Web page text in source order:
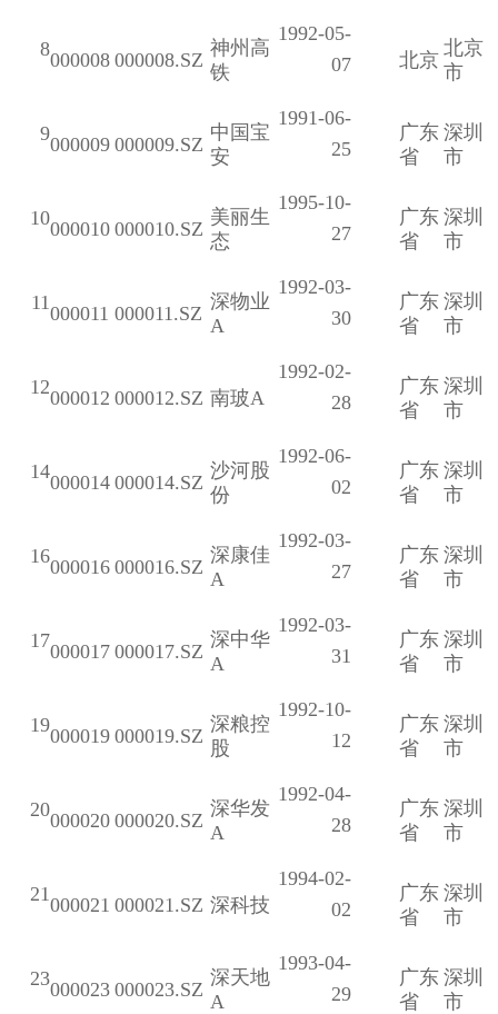
8000008 000008.SZ
神州高
铁
1992-05-
07
北京
北京
市
9000009 000009.SZ
中国宝
安
1991-06-
25
广东
省
深圳
市
10000010 000010.SZ
美丽生
态
1995-10-
27
广东
省
深圳
市
11000011 000011.SZ
深物业
A
1992-03-
30
广东
省
深圳
市
12000012 000012.SZ 南玻A
1992-02-
28
广东
省
深圳
市
14000014 000014.SZ
沙河股
份
1992-06-
02
广东
省
深圳
市
16000016 000016.SZ
深康佳
A
1992-03-
27
广东
省
深圳
市
17000017 000017.SZ
深中华
A
1992-03-
31
广东
省
深圳
市
19000019 000019.SZ
深粮控
股
1992-10-
12
广东
省
深圳
市
20000020 000020.SZ
深华发
A
1992-04-
28
广东
省
深圳
市
21000021 000021.SZ 深科技
1994-02-
02
广东
省
深圳
市
23000023 000023.SZ
深天地
A
1993-04-
29
广东
省
深圳
市